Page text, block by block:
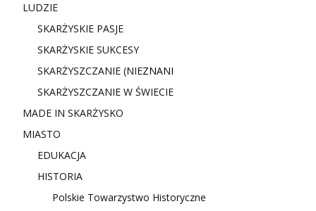
LUDZIE
SKARŻYSKIE PASJE
SKARŻYSKIE SUKCESY
SKARŻYSZCZANIE (NIEZNANI
SKARŻYSZCZANIE W ŚWIECIE
MADE IN SKARŻYSKO
MIASTO
EDUKACJA
HISTORIA
Polskie Towarzystwo Historyczne